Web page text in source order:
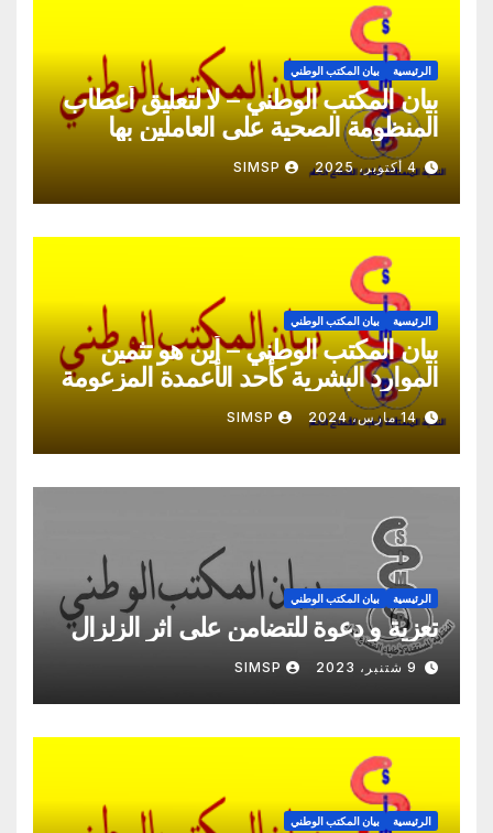
الرئيسية بيان المكتب الوطني
بيان المكتب الوطني – لا لتعليق أعطاب
المنظومة الصحية على العاملين بها
4 أكتوبر، 2025 SIMSP
الرئيسية بيان المكتب الوطني
بيان المكتب الوطني – أين هو تثمين
الموارد البشرية كأحد الأعمدة المزعومة
لهدا الإصلاح؟
14 مارس، 2024 SIMSP
الرئيسية بيان المكتب الوطني
تعزية و دعوة للتضامن على اثر الزلزال
9 شتنبر، 2023 SIMSP
الرئيسية بيان المكتب الوطني